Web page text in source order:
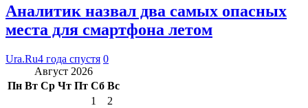
Аналитик назвал два самых опасных
места для смартфона летом
Ura.Ru4 года спустя 0
Август 2026
Пн Вт Ср Чт Пт Сб Вс
1
2